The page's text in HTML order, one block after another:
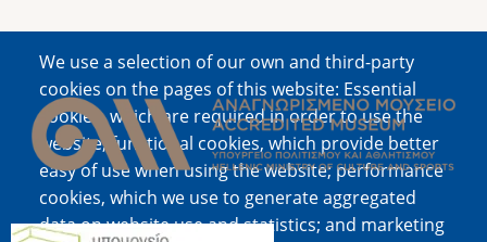
We use a selection of our own and third-party
cookies on the pages of this website: Essential
cookies, which are required in order to use the
website; functional cookies, which provide better
easy of use when using the website; performance
cookies, which we use to generate aggregated
data on website use and statistics; and marketing
Image
Image